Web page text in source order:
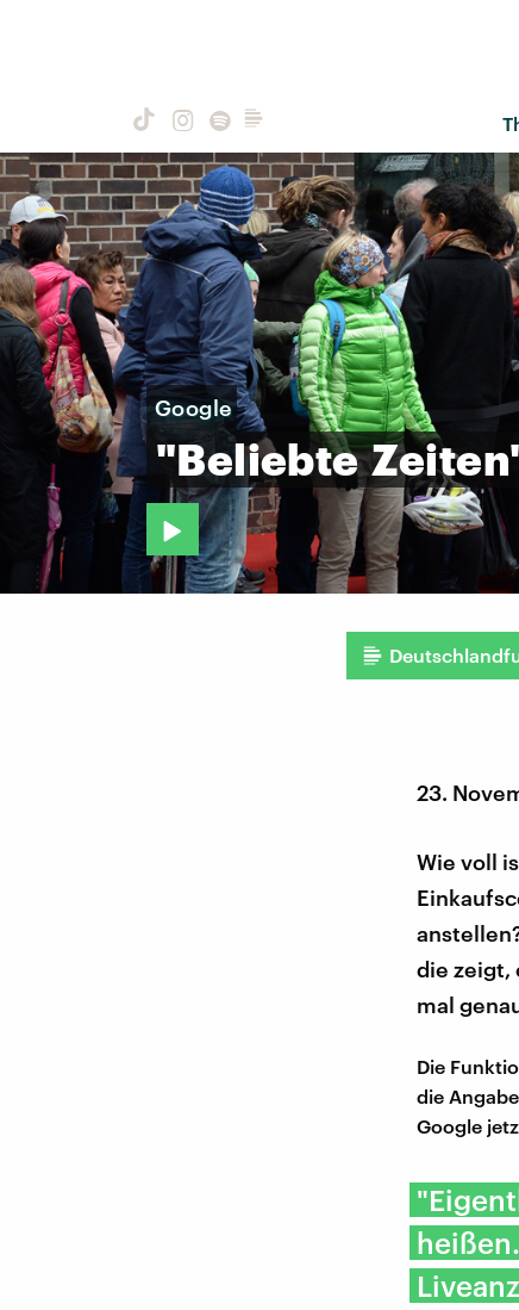
Google
"Beliebte
23.
Wie voll
die zeigt,
mal
Die
die
Google